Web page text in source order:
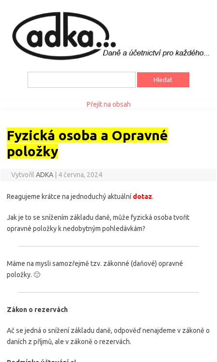
Vyhledávání
Přejít na obsah
Fyzická osoba a Opravné
položky
Vytvořil ADKA | 4 června, 2024
Reagujeme krátce na jednoduchý aktuálnídotaz.
Jak je to se snížením základu daně, může fyzická osoba tvořit
opravné položky k nedobytným pohledávkám?
Máme na mysli samozřejmě tzv. zákonné (daňové) opravné
položky. 🙂
Zákon o rezervách
Ač se jedná o snížení základu daně, odpověď nenajdeme v zákoně o
daních z příjmů, ale v zákoně o rezervách.